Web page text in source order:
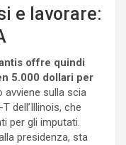
e lavorare:
offre quindi
5.000 dollari per
avviene sulla scia
dell’Illinois, che
per gli imputati.
presidenza, sta